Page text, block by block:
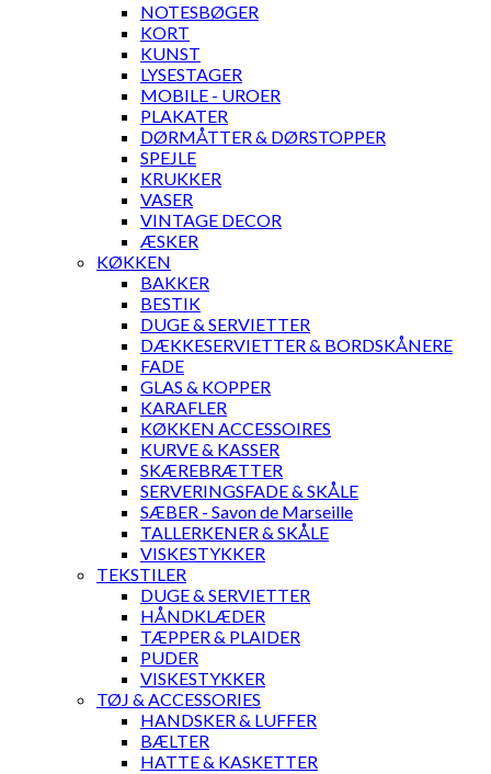
NOTESBØGER
KORT
KUNST
LYSESTAGER
MOBILE - UROER
PLAKATER
DØRMÅTTER & DØRSTOPPER
SPEJLE
KRUKKER
VASER
VINTAGE DECOR
ÆSKER
KØKKEN
BAKKER
BESTIK
DUGE & SERVIETTER
DÆKKESERVIETTER & BORDSKÅNERE
FADE
GLAS & KOPPER
KARAFLER
KØKKEN ACCESSOIRES
KURVE & KASSER
SKÆREBRÆTTER
SERVERINGSFADE & SKÅLE
SÆBER - Savon de Marseille
TALLERKENER & SKÅLE
VISKESTYKKER
TEKSTILER
DUGE & SERVIETTER
HÅNDKLÆDER
TÆPPER & PLAIDER
PUDER
VISKESTYKKER
TØJ & ACCESSORIES
HANDSKER & LUFFER
BÆLTER
HATTE & KASKETTER